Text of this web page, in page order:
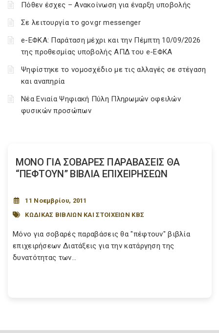
Πόθεν έσχες – Ανακοίνωση για έναρξη υποβολής
Σε λειτουργία το gov.gr messenger
e-ΕΦΚΑ: Παράταση μέχρι και την Πέμπτη 10/09/2026
της προθεσμίας υποβολής ΑΠΔ του e-ΕΦΚΑ
Ψηφίστηκε το νομοσχέδιο με τις αλλαγές σε στέγαση
και αναπηρία
Νέα Ενιαία Ψηφιακή Πύλη Πληρωμών οφειλών
φυσικών προσώπων
ΜΟΝΟ ΓΙΑ ΣΟΒΑΡΕΣ ΠΑΡΑΒΑΣΕΙΣ ΘΑ
“ΠΕΦΤΟΥΝ” ΒΙΒΛΙΑ ΕΠΙΧΕΙΡΗΣΕΩΝ
11 Νοεμβρίου, 2011
ΚΩΔΙΚΑΣ ΒΙΒΛΙΩΝ ΚΑΙ ΣΤΟΙΧΕΙΩΝ ΚΒΣ
Μόνο για σοβαρές παραβάσεις θα "πέφτουν" βιβλία
επιχειρήσεων Διατάξεις για την κατάργηση της
δυνατότητας των...